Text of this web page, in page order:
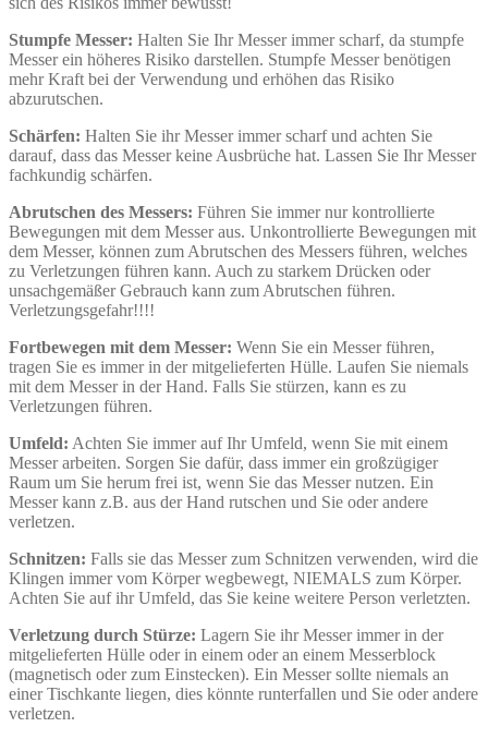
Stumpfe Messer: Halten Sie Ihr Messer immer scharf, da stumpfe
Messer ein höheres Risiko darstellen. Stumpfe Messer benötigen
mehr Kraft bei der Verwendung und erhöhen das Risiko
abzurutschen.
Schärfen: Halten Sie ihr Messer immer scharf und achten Sie
darauf, dass das Messer keine Ausbrüche hat. Lassen Sie Ihr Messer
fachkundig schärfen.
Abrutschen des Messers: Führen Sie immer nur kontrollierte
Bewegungen mit dem Messer aus. Unkontrollierte Bewegungen mit
dem Messer, können zum Abrutschen des Messers führen, welches
zu Verletzungen führen kann. Auch zu starkem Drücken oder
unsachgemäßer Gebrauch kann zum Abrutschen führen.
Verletzungsgefahr!!!!
Fortbewegen mit dem Messer: Wenn Sie ein Messer führen,
tragen Sie es immer in der mitgelieferten Hülle. Laufen Sie niemals
mit dem Messer in der Hand. Falls Sie stürzen, kann es zu
Verletzungen führen.
Umfeld: Achten Sie immer auf Ihr Umfeld, wenn Sie mit einem
Messer arbeiten. Sorgen Sie dafür, dass immer ein großzügiger
Raum um Sie herum frei ist, wenn Sie das Messer nutzen. Ein
Messer kann z.B. aus der Hand rutschen und Sie oder andere
verletzen.
Schnitzen: Falls sie das Messer zum Schnitzen verwenden, wird die
Klingen immer vom Körper wegbewegt, NIEMALS zum Körper.
Achten Sie auf ihr Umfeld, das Sie keine weitere Person verletzten.
Verletzung durch Stürze: Lagern Sie ihr Messer immer in der
mitgelieferten Hülle oder in einem oder an einem Messerblock
(magnetisch oder zum Einstecken). Ein Messer sollte niemals an
einer Tischkante liegen, dies könnte runterfallen und Sie oder andere
verletzen.